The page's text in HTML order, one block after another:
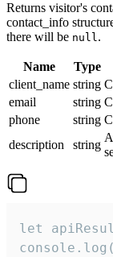
Returns visitor's
contact_info
there will be null.
Name Type
client_name string
email
string
phone
string
description
string
let